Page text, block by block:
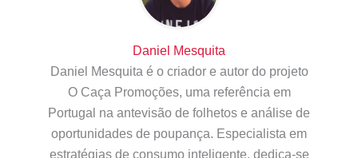
Daniel Mesquita
Daniel Mesquita é o criador e autor do projeto
O Caça Promoções, uma referência em
Portugal na antevisão de folhetos e análise de
oportunidades de poupança. Especialista em
estratégias de consumo inteligente, dedica-se